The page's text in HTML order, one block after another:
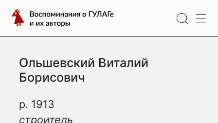
содержимому
Воспоминания
о
ГУЛАГе
их
авторы
Ольшевский Виталий
Борисович
р. 1913
строитель